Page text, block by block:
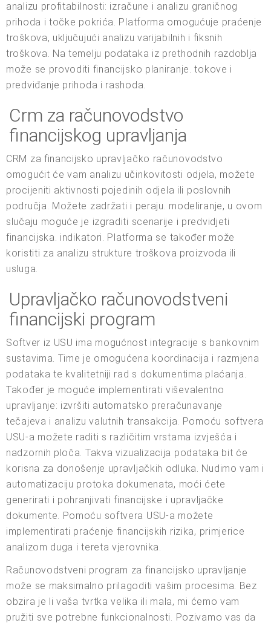
analizu profitabilnosti: izračune i analizu graničnog
prihoda i točke pokrića. Platforma omogućuje praćenje
troškova, uključujući analizu varijabilnih i fiksnih
troškova. Na temelju podataka iz prethodnih razdoblja
može se provoditi financijsko planiranje. tokove i
predviđanje prihoda i rashoda.
Crm za računovodstvo
financijskog upravljanja
CRM za financijsko upravljačko računovodstvo
omogućit će vam analizu učinkovitosti odjela, možete
procijeniti aktivnosti pojedinih odjela ili poslovnih
područja. Možete zadržati i peraju. modeliranje, u ovom
slučaju moguće je izgraditi scenarije i predvidjeti
financijska. indikatori. Platforma se također može
koristiti za analizu strukture troškova proizvoda ili
usluga.
Upravljačko računovodstveni
financijski program
Softver iz USU ima mogućnost integracije s bankovnim
sustavima. Time je omogućena koordinacija i razmjena
podataka te kvalitetniji rad s dokumentima plaćanja.
Također je moguće implementirati viševalentno
upravljanje: izvršiti automatsko preračunavanje
tečajeva i analizu valutnih transakcija. Pomoću softvera
USU-a možete raditi s različitim vrstama izvješća i
nadzornih ploča. Takva vizualizacija podataka bit će
korisna za donošenje upravljačkih odluka. Nudimo vam i
automatizaciju protoka dokumenata, moći ćete
generirati i pohranjivati financijske i upravljačke
dokumente. Pomoću softvera USU-a možete
implementirati praćenje financijskih rizika, primjerice
analizom duga i tereta vjerovnika.
Računovodstveni program za financijsko upravljanje
može se maksimalno prilagoditi vašim procesima. Bez
obzira je li vaša tvrtka velika ili mala, mi ćemo vam
pružiti sve potrebne funkcionalnosti. Pozivamo vas da